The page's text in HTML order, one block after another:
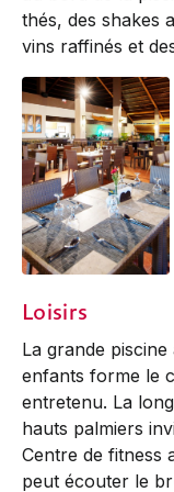
thés, des shakes
vins raffinés et
Interior
Loisirs
La grande
enfants forme le
entretenu. La
hauts palmiers
Centre de fitness
peut écouter le